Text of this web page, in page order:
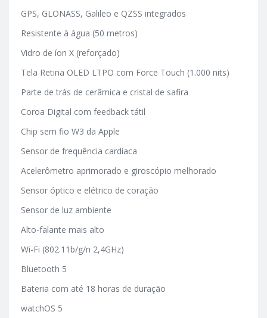
GPS, GLONASS, Galileo e QZSS integrados
Resistente à água (50 metros)
Vidro de íon X (reforçado)
Tela Retina OLED LTPO com Force Touch (1.000 nits)
Parte de trás de cerâmica e cristal de safira
Coroa Digital com feedback tátil
Chip sem fio W3 da Apple
Sensor de frequência cardíaca
Acelerômetro aprimorado e giroscópio melhorado
Sensor óptico e elétrico de coração
Sensor de luz ambiente
Alto-falante mais alto
Wi-Fi (802.11b/g/n 2,4GHz)
Bluetooth 5
Bateria com até 18 horas de duração
watchOS 5